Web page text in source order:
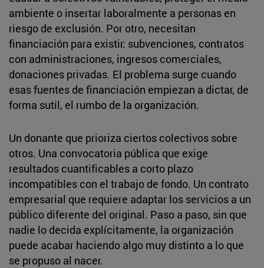
ambiente o insertar laboralmente a personas en
riesgo de exclusión. Por otro, necesitan
financiación para existir: subvenciones, contratos
con administraciones, ingresos comerciales,
donaciones privadas. El problema surge cuando
esas fuentes de financiación empiezan a dictar, de
forma sutil, el rumbo de la organización.
Un donante que prioriza ciertos colectivos sobre
otros. Una convocatoria pública que exige
resultados cuantificables a corto plazo
incompatibles con el trabajo de fondo. Un contrato
empresarial que requiere adaptar los servicios a un
público diferente del original. Paso a paso, sin que
nadie lo decida explícitamente, la organización
puede acabar haciendo algo muy distinto a lo que
se propuso al nacer.